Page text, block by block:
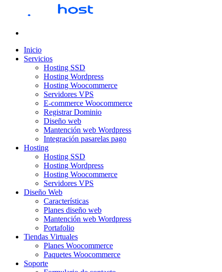
Inicio
Servicios
Hosting SSD
Hosting Wordpress
Hosting Woocommerce
Servidores VPS
E-commerce Woocommerce
Registrar Dominio
Diseño web
Mantención web Wordpress
Integración pasarelas pago
Hosting
Hosting SSD
Hosting Wordpress
Hosting Woocommerce
Servidores VPS
Diseño Web
Características
Planes diseño web
Mantención web Wordpress
Portafolio
Tiendas Virtuales
Planes Woocommerce
Paquetes Woocommerce
Soporte